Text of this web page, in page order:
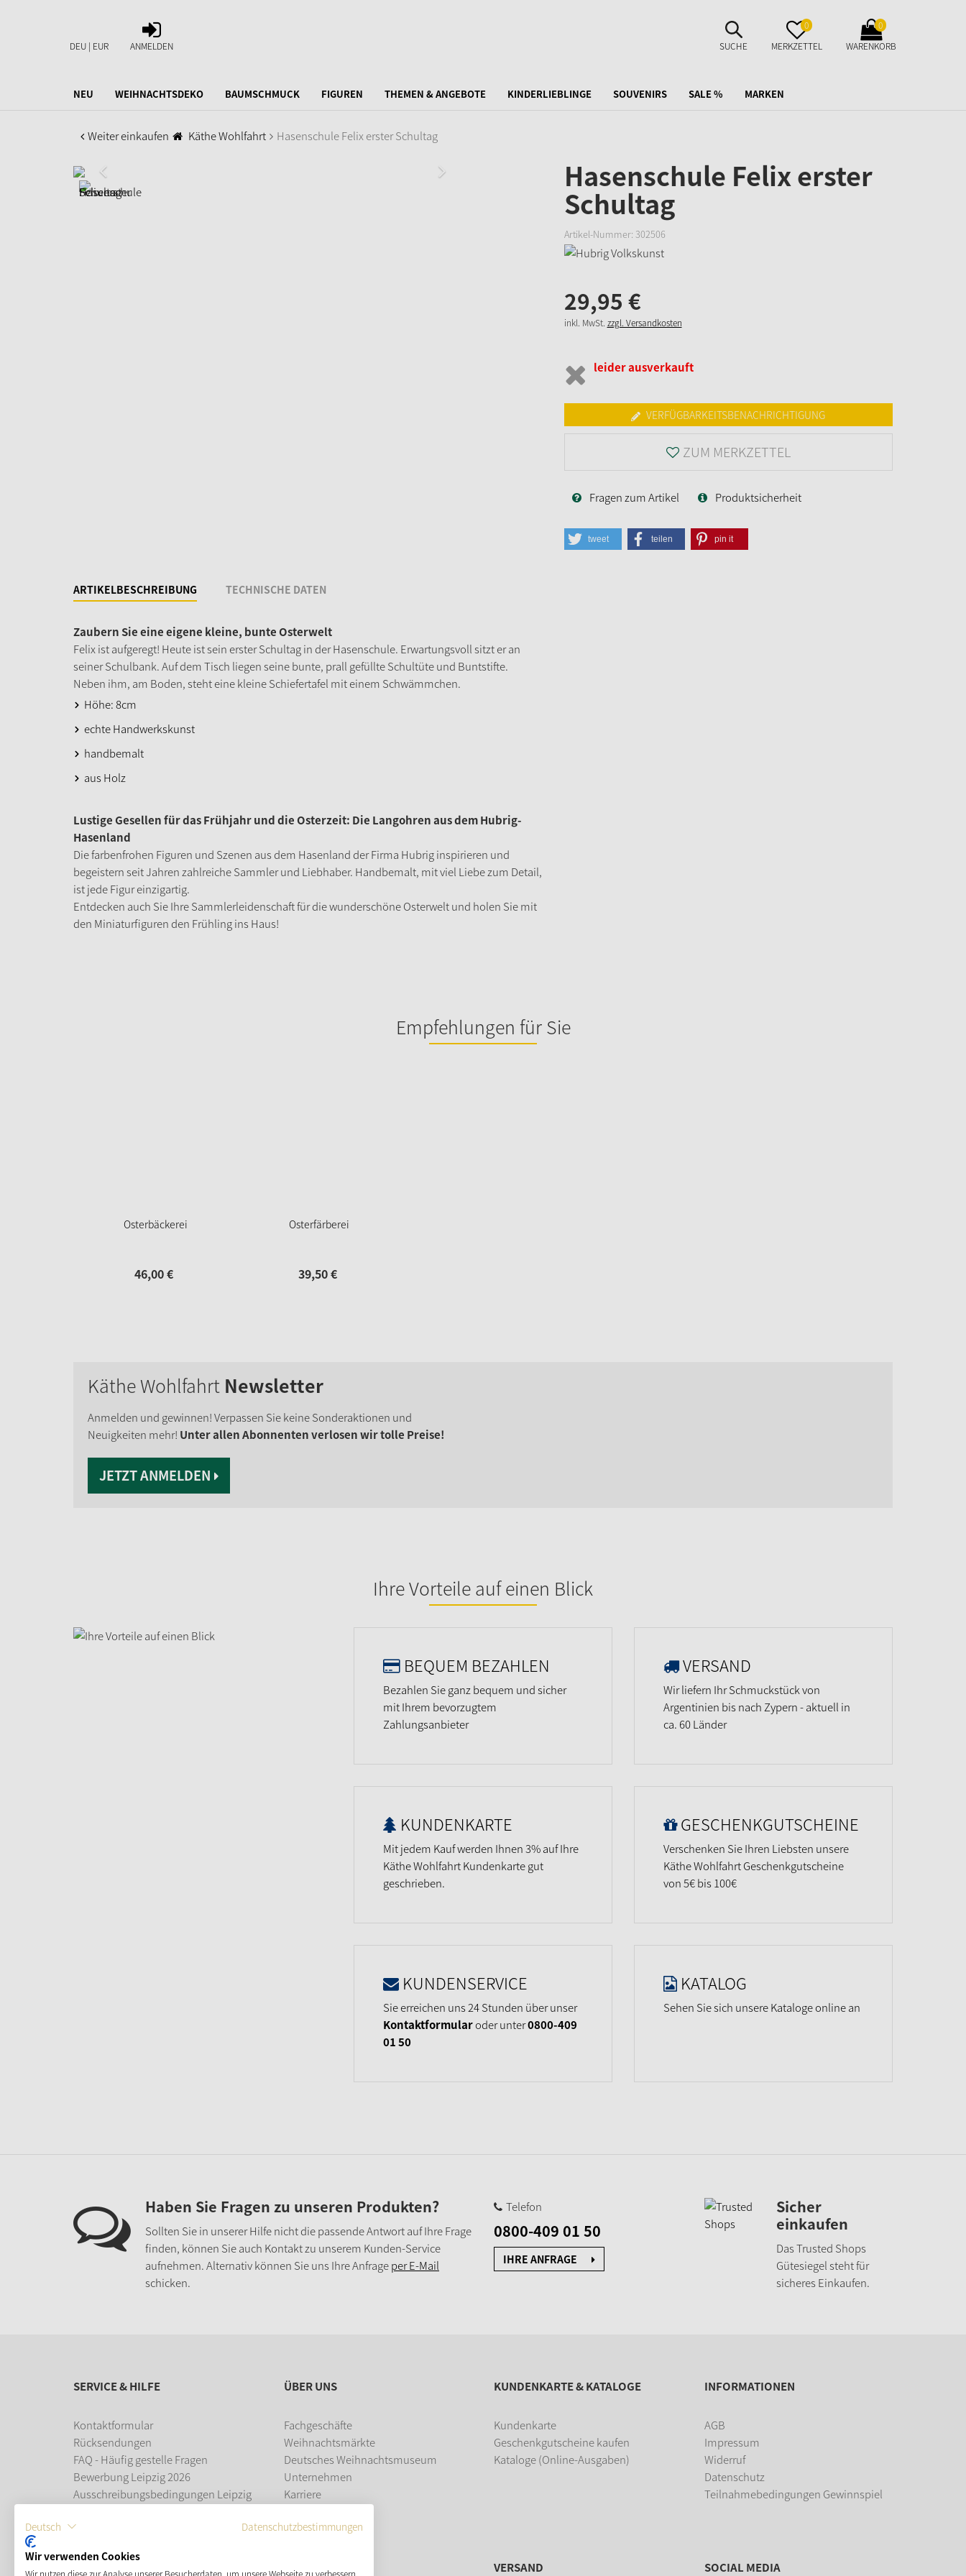
DEU | EUR
ANMELDEN
ANMELDEN
SUCHE
AUFKLAPPEN
SUCHE
MERKZETTEL
AUFKLAPPEN
0
MERKZETTEL
WARENKORB
AUFKLAPPEN
0
WARENKORB
NEU WEIHNACHTSDEKO BAUMSCHMUCK FIGUREN THEMEN & ANGEBOTE KINDERLIEBLINGE SOUVENIRS SALE % MARKEN
Weiter einkaufen Käthe Wohlfahrt Hasenschule Felix erster Schultag
Hasenschule Felix erster
Schultag
Artikel-Nummer: 302506
29,95 €
inkl. MwSt. zzgl. Versandkosten
leider ausverkauft
VERFÜGBARKEITSBENACHRICHTIGUNG
ZUM MERKZETTEL
Fragen zum Artikel Produktsicherheit
tweet teilen pin it
ARTIKELBESCHREIBUNG TECHNISCHE DATEN
Zaubern Sie eine eigene kleine, bunte Osterwelt
Felix ist aufgeregt! Heute ist sein erster Schultag in der Hasenschule. Erwartungsvoll sitzt er an
seiner Schulbank. Auf dem Tisch liegen seine bunte, prall gefüllte Schultüte und Buntstifte.
Neben ihm, am Boden, steht eine kleine Schiefertafel mit einem Schwämmchen.
Höhe: 8cm
echte Handwerkskunst
handbemalt
aus Holz
Lustige Gesellen für das Frühjahr und die Osterzeit: Die Langohren aus dem Hubrig-
Hasenland
Die farbenfrohen Figuren und Szenen aus dem Hasenland der Firma Hubrig inspirieren und
begeistern seit Jahren zahlreiche Sammler und Liebhaber. Handbemalt, mit viel Liebe zum Detail,
ist jede Figur einzigartig.
Entdecken auch Sie Ihre Sammlerleidenschaft für die wunderschöne Osterwelt und holen Sie mit
den Miniaturfiguren den Frühling ins Haus!
Empfehlungen für Sie
Osterbäckerei
46,00€
Osterfärberei
39,50€
Käthe Wohlfahrt Newsletter
Anmelden und gewinnen! Verpassen Sie keine Sonderaktionen und
Neuigkeiten mehr! Unter allen Abonnenten verlosen wir tolle Preise!
JETZT ANMELDEN
Ihre Vorteile auf einen Blick
BEQUEM BEZAHLEN
Bezahlen Sie ganz bequem und sicher
mit Ihrem bevorzugtem
Zahlungsanbieter
KUNDENKARTE
Mit jedem Kauf werden Ihnen 3% auf Ihre
Käthe Wohlfahrt Kundenkarte gut
geschrieben.
KUNDENSERVICE
Sie erreichen uns 24 Stunden über unser
Kontaktformularoder unter0800-409
01 50
VERSAND
Wir liefern Ihr Schmuckstück von
Argentinien bis nach Zypern - aktuell in
ca. 60 Länder
GESCHENKGUTSCHEINE
Verschenken Sie Ihren Liebsten unsere
Käthe Wohlfahrt Geschenkgutscheine
von 5€ bis 100€
KATALOG
Sehen Sie sich unsere Kataloge online an
Haben Sie Fragen zu unseren Produkten?
Sollten Sie in unserer Hilfe nicht die passende Antwort auf Ihre Frage
finden, können Sie auch Kontakt zu unserem Kunden-Service
aufnehmen. Alternativ können Sie uns Ihre Anfrageper E-Mail
schicken.
Telefon
0800-409 01 50
IHRE ANFRAGE
Sicher
einkaufen
Das Trusted Shops
Gütesiegel steht für
sicheres Einkaufen.
SERVICE & HILFE
Kontaktformular
Rücksendungen
FAQ - Häufig gestelle Fragen
Bewerbung Leipzig 2026
Ausschreibungsbedingungen Leipzig
Leipziger Weihnachtsmarkt
ÜBER UNS
Fachgeschäfte
Weihnachtsmärkte
Deutsches Weihnachtsmuseum
Unternehmen
Karriere
KUNDENKARTE & KATALOGE
Kundenkarte
Geschenkgutscheine kaufen
Kataloge (Online-Ausgaben)
INFORMATIONEN
AGB
Impressum
Widerruf
Datenschutz
Teilnahmebedingungen Gewinnspiel
ZAHLUNGSMÖGLICHKEITEN VERSAND SOCIAL MEDIA
Deutsch Datenschutzbestimmungen
Wir verwenden Cookies